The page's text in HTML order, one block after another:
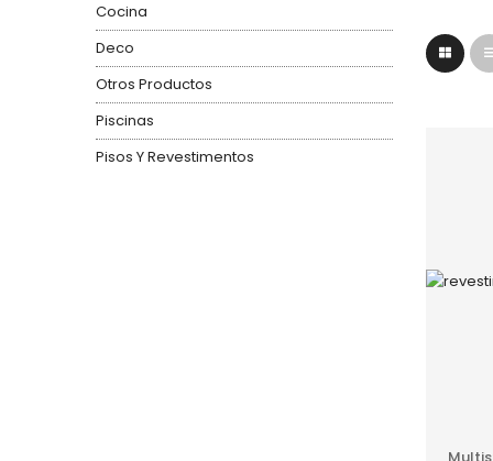
Cocina
Deco
Otros Productos
Piscinas
Pisos Y Revestimentos